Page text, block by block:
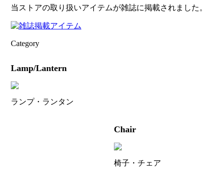
当ストアの取り扱いアイテムが雑誌に掲載されました。
Category
Lamp/Lantern
ランプ・ランタン
Chair
椅子・チェア